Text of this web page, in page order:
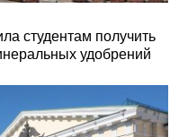
студентам получить
удобрений